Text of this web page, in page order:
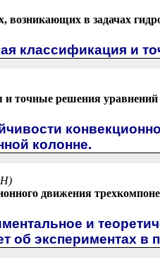
возникающих в задачах
классификация и
точные решения
колонне.
движения
и
об экспериментах в